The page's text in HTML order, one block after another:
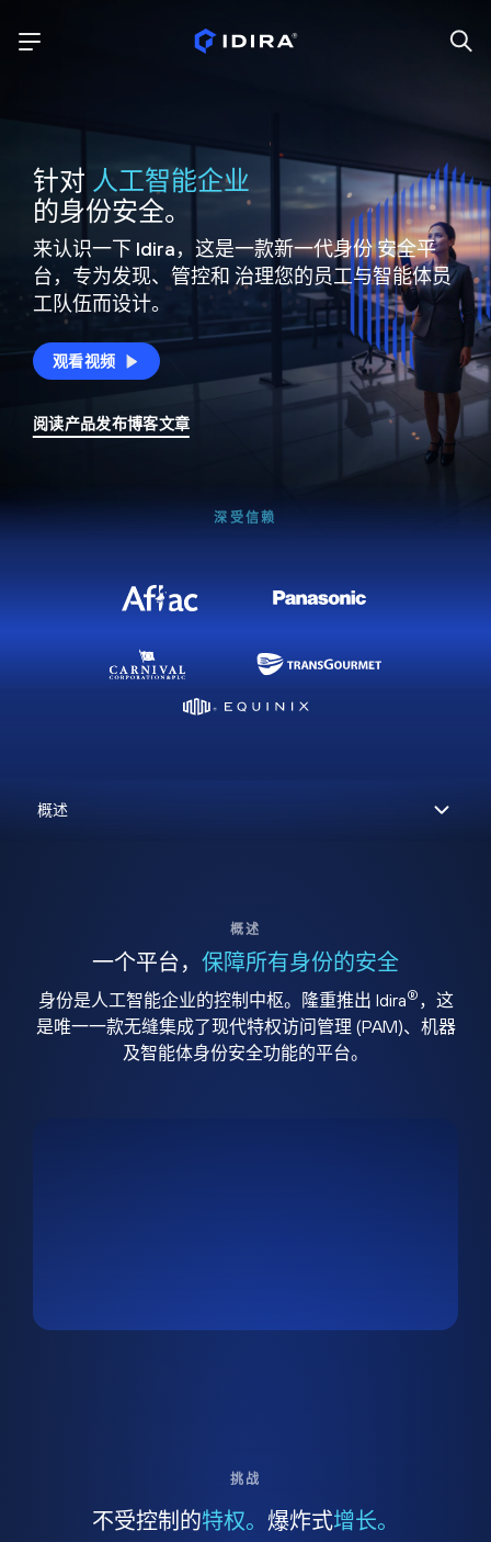
针对 人工智能企业
的身份安全。
来认识一下 Idira，这是一款新一代身份安全平
台，专为发现、管控和 治理您的员工与智能体员
工队伍而设计。
观看视频
阅读产品发布博客文章
深受信赖
概述
一个平台， 保障所有身份的安全
身份是人工智能企业的控制中枢。隆重推出 Idira® ，这
是唯一一款无缝集成了现代特权访问管理 (PAM)、机器
及智能体身份安全功能的平台。
挑战
不受控制的特权。 爆炸式增长。